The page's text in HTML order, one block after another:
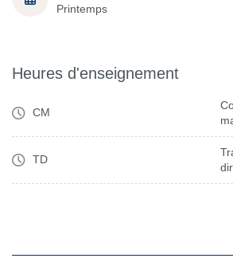
Printemps
Heures d'enseignement
CM
TD